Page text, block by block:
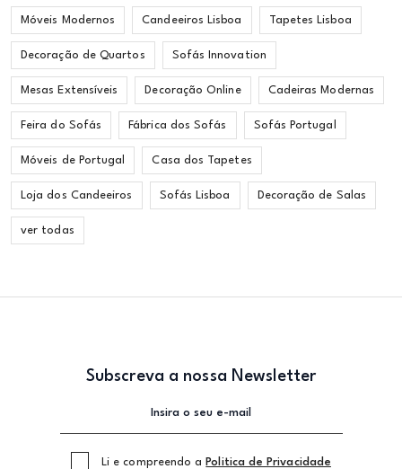
Móveis Modernos Candeeiros Lisboa Tapetes Lisboa
Decoração de Quartos Sofás Innovation
Mesas Extensíveis Decoração Online Cadeiras Modernas
Feira do Sofás Fábrica dos Sofás Sofás Portugal
Móveis de Portugal Casa dos Tapetes
Loja dos Candeeiros Sofás Lisboa Decoração de Salas
ver todas
Subscreva a nossa Newsletter
Li e compreendo a Politica de Privacidade